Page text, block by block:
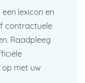
lexicon en
contractuele
Raadpleeg
met uw